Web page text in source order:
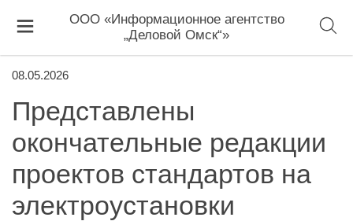
ООО «Информационное агентство
„Деловой Омск“»
08.05.2026
Представлены
окончательные редакции
проектов стандартов на
электроустановки